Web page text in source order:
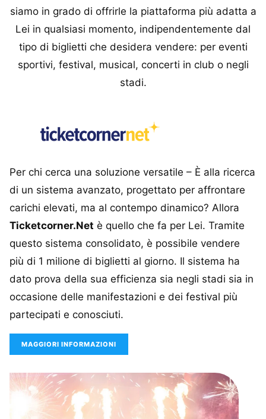
siamo in grado di offrirle la piattaforma più adatta a
Lei in qualsiasi momento, indipendentemente dal
tipo di biglietti che desidera vendere: per eventi
sportivi, festival, musical, concerti in club o negli
stadi.
Per chi cerca una soluzione versatile – È alla ricerca
di un sistema avanzato, progettato per affrontare
carichi elevati, ma al contempo dinamico? Allora
Ticketcorner.Net è quello che fa per Lei. Tramite
questo sistema consolidato, è possibile vendere
più di 1 milione di biglietti al giorno. Il sistema ha
dato prova della sua efficienza sia negli stadi sia in
occasione delle manifestazioni e dei festival più
partecipati e conosciuti.
MAGGIORI INFORMAZIONI